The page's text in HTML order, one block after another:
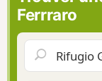
Ferrraro